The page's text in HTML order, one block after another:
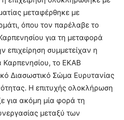
μεταφέρθηκε με
όπου τον παρέλαβε το
για τη μεταφορά
επιχείρηση συμμετείχαν η
Καρπενησίου, το ΕΚΑΒ
Διασωστικό Σώμα Ευρυτανίας
Η επιτυχής ολοκλήρωση
για ακόμη μία φορά τη
μεταξύ των